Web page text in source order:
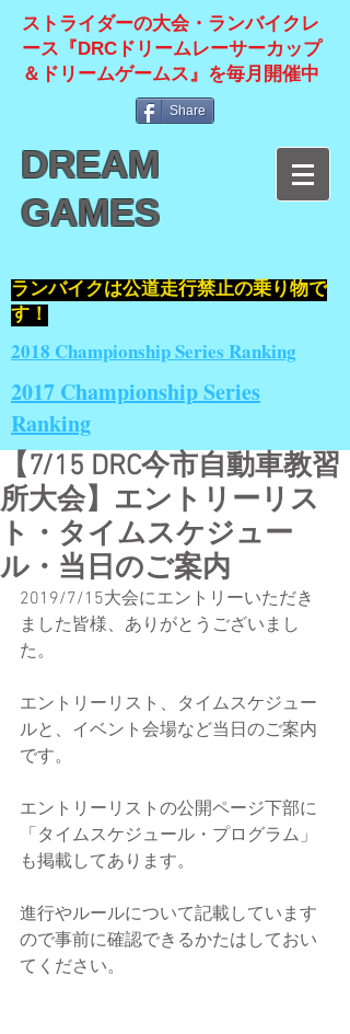
ストライダーの大会・ランバイクレ
ース『DRCドリームレーサーカップ
＆ドリームゲームス』を毎月開催中
Share
DREAM
GAMES
​ランバイクは公道走行禁止の乗り物で
す！
2018 Championship Series Ranking
2017 Championship Series
Ranking
【7/15 DRC今市自動車教習
所大会】エントリーリス
ト・タイムスケジュー
ル・当日のご案内
2019/7/15大会にエントリーいただき
ました皆様、ありがとうございまし
た。
エントリーリスト、タイムスケジュー
ルと、イベント会場など当日のご案内
です。
エントリーリストの公開ページ下部に
「タイムスケジュール・プログラム」
も掲載してあります。
進行やルールについて記載しています
ので事前に確認できるかたはしておい
てください。